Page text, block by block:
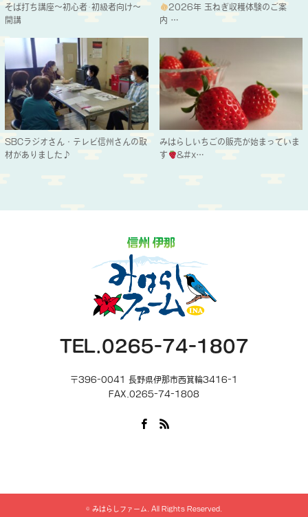
そば打ち講座～初心者･初級者向け～
開講
2026年 玉ねぎ収穫体験のご案
内…
SBCラジオさん・テレビ信州さんの取
材がありました♪
みはらしいちごの販売が始まっていま
す
&#x…
TEL.0265-74-1807
〒396-0041 長野県伊那市西箕輪3416-1
FAX.0265-74-1808
© みはらしファーム . All Rights Reserved.